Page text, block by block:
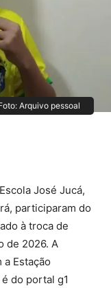
Arquivo pessoal
José Jucá,
participaram do
à troca de
de 2026. A
Estação
do portal g1